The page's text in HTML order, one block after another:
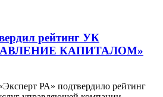
рейтинг УК
КАПИТАЛОМ»
РА» подтвердило рейтинг